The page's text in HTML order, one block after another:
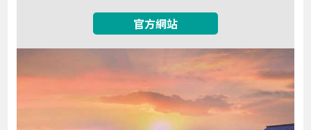
官方網站